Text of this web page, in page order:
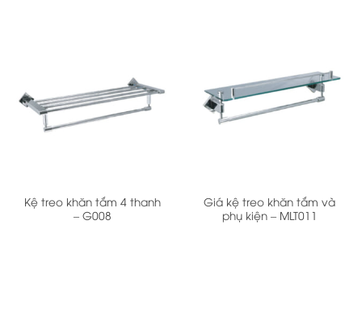
Kệ treo khăn tắm 4 thanh
– G008
Giá kệ treo khăn tắm và
phụ kiện – MLT011